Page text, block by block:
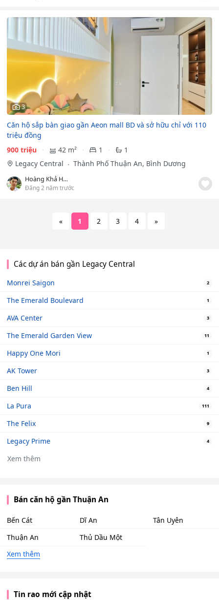
3
Căn hộ sắp bàn giao gần Aeon mall BD và sở hữu chỉ với 110
triệu đồng
900 triệu
42 m² 1
1
Legacy Central
Thành Phố Thuận An, Bình Dương
Hoàng Khả Huy
Đăng 2 năm trước
« 1 2 3 4 »
Các dự án bán gần Legacy Central
Monrei Saigon 2
The Emerald Boulevard 1
AVA Center 3
The Emerald Garden View 11
Happy One Mori 1
AK Tower 3
Ben Hill 4
La Pura 111
The Felix 9
Legacy Prime 4
Xem thêm
Bán căn hộ gần Thuận An
Bến Cát Dĩ An
Tân Uyên
Thuận An
Thủ Dầu Một
Xem thêm
Tin rao mới cập nhật